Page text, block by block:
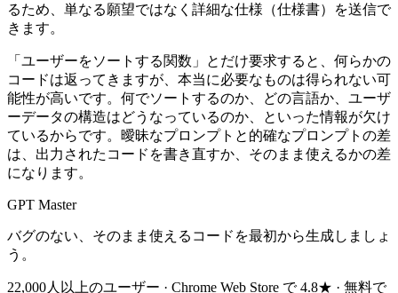
るため、単なる願望ではなく詳細な仕様（仕様書）を送信で
きます。
「ユーザーをソートする関数」とだけ要求すると、何らかの
コードは返ってきますが、本当に必要なものは得られない可
能性が高いです。何でソートするのか、どの言語か、ユーザ
ーデータの構造はどうなっているのか、といった情報が欠け
ているからです。曖昧なプロンプトと的確なプロンプトの差
は、出力されたコードを書き直すか、そのまま使えるかの差
になります。
GPT Master
バグのない、そのまま使えるコードを最初から生成しましょ
う。
22,000人以上のユーザー · Chrome Web Store で 4.8★ · 無料で